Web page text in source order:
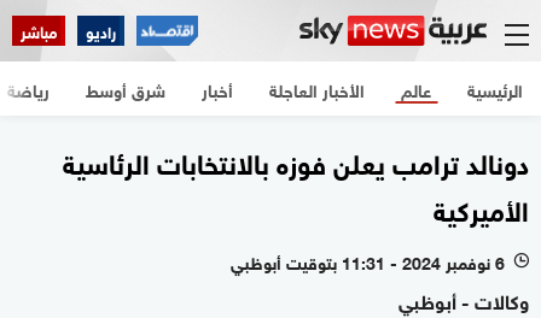
راديو مباشر
الرئيسية الأخبار العاجلة أخبار شرق أوسط عالم رياضة
دونالد ترامب يعلن فوزه بالانتخابات الرئاسية
الأميركية
l 6 نوفمبر 2024 - 11:31 بتوقيت أبوظبي
وكالات - أبوظبي